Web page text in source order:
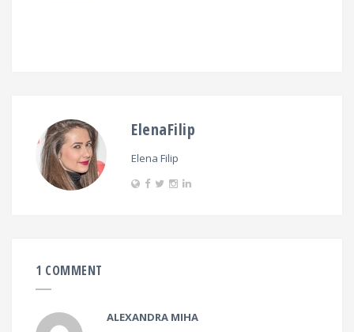
ElenaFilip
Elena Filip
1 COMMENT
ALEXANDRA MIHA